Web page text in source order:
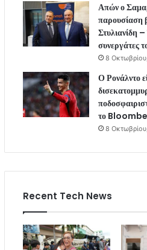
Απών ο
παρουσίαση
Στυλιανίδη –
συνεργάτες
8
Ο Ρονάλντο
το
8
Recent Tech News